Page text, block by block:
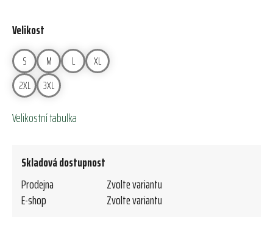
Velikost
S M L
XL
2XL
3XL
Velikostní tabulka
Skladová dostupnost
Prodejna
Zvolte variantu
E-shop
Zvolte variantu